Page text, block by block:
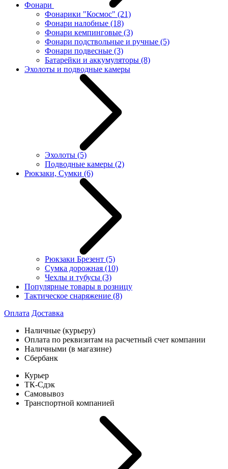
Фонари
Фонарики "Космос" (21)
Фонари налобные (18)
Фонари кемпинговые (3)
Фонари подствольные и ручные (5)
Фонари подвесные (3)
Батарейки и аккумуляторы (8)
Эхолоты и подводные камеры
Эхолоты (5)
Подводные камеры (2)
Рюкзаки, Сумки (6)
Рюкзаки Брезент (5)
Сумка дорожная (10)
Чехлы и тубусы (3)
Популярные товары в розницу
Тактическое снаряжение (8)
Оплата Доставка
Наличные (курьеру)
Оплата по реквизитам на расчетный счет компании
Наличными (в магазине)
Сбербанк
Курьер
ТК-Сдэк
Самовывоз
Транспортной компанией